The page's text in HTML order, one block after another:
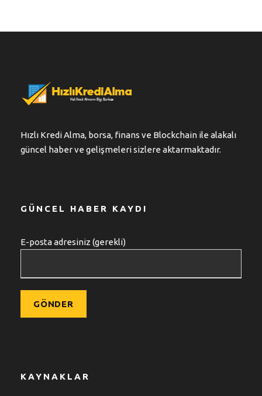
Hızlı Kredi Alma, borsa, finans ve Blockchain ile alakalı
güncel haber ve gelişmeleri sizlere aktarmaktadır.
GÜNCEL HABER KAYDI
E-posta adresiniz (gerekli)
KAYNAKLAR